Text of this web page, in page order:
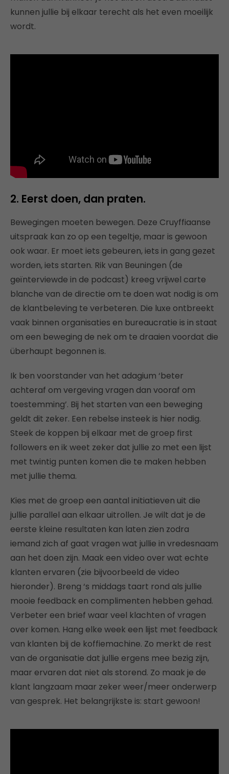
kunnen jullie bij elkaar terecht als het even moeilijk
wordt.
2. Eerst doen, dan praten.
Bewegingen moeten bewegen. Deze Cruyffiaanse
uitspraak kan zo op een tegeltje, maar is gewoon
ook waar. Er moet iets gebeuren, iets in gang gezet
worden, iets starten. Rik van Beuningen (de
geïnterviewde in de podcast) kreeg vrijwel carte
blanche van de directie om te doen wat nodig is om
de klantbeleving te verbeteren. Die luxe ontbreekt
vaak binnen organisaties en bureaucratie is in staat
om een beweging de nek om te draaien voordat die
überhaupt begonnen is.
Ik ben voorstander van het adagium ‘beter
achteraf om vergeving vragen dan vooraf om
toestemming’. Bij het starten van een beweging
geldt dit zeker. Een rebelse insteek is hier nodig.
Steek de koppen bij elkaar met de groep first
followers en ik weet zeker dat jullie zo met een lijst
met twintig punten komen die te maken hebben
met jullie thema.
Kies met de groep een aantal initiatieven uit die
jullie parallel aan elkaar uitrollen. Je wilt dat je de
eerste kleine resultaten kan laten zien zodra
iemand zich af gaat vragen wat jullie in vredesnaam
aan het doen zijn. Maak een video over wat echte
klanten ervaren (zie bijvoorbeeld de video
hieronder). Breng ‘s middags taart rond als jullie
mooie feedback en complimenten hebben gehad.
Verbeter een brief waar veel klachten of vragen
over komen. Hang elke week een lijst met feedback
van klanten bij de koffiemachine. Zo merkt de rest
van de organisatie dat jullie ergens mee bezig zijn,
maar ervaren dat niet als storend. Zo maak je de
klant langzaam maar zeker weer/meer onderwerp
van gesprek. Het belangrijkste is: start gewoon!